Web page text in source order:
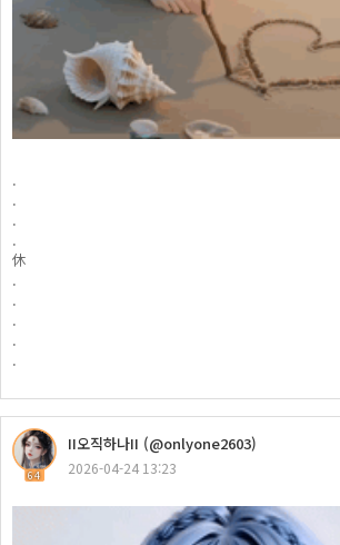
.
.
.
.
休
.
.
.
.
.
64
II오직하나II (@onlyone2603)
2026-04-24 13:23